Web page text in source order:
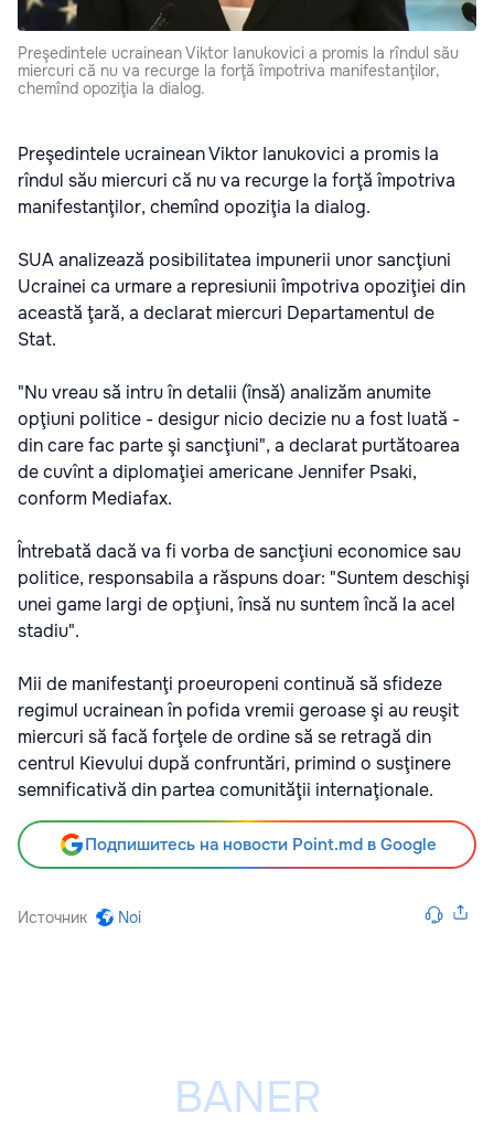
Preşedintele ucrainean Viktor Ianukovici a promis la rîndul său
miercuri că nu va recurge la forţă împotriva manifestanţilor,
chemînd opoziţia la dialog.
Preşedintele ucrainean Viktor Ianukovici a promis la
rîndul său miercuri că nu va recurge la forţă împotriva
manifestanţilor, chemînd opoziţia la dialog.
SUA analizează posibilitatea impunerii unor sancţiuni
Ucrainei ca urmare a represiunii împotriva opoziţiei din
această ţară, a declarat miercuri Departamentul de
Stat.
"Nu vreau să intru în detalii (însă) analizăm anumite
opţiuni politice - desigur nicio decizie nu a fost luată -
din care fac parte şi sancţiuni", a declarat purtătoarea
de cuvînt a diplomaţiei americane Jennifer Psaki,
conform Mediafax.
Întrebată dacă va fi vorba de sancţiuni economice sau
politice, responsabila a răspuns doar: "Suntem deschişi
unei game largi de opţiuni, însă nu suntem încă la acel
stadiu".
Mii de manifestanţi proeuropeni continuă să sfideze
regimul ucrainean în pofida vremii geroase şi au reuşit
miercuri să facă forţele de ordine să se retragă din
centrul Kievului după confruntări, primind o susţinere
semnificativă din partea comunităţii internaţionale.
Подпишитесь на новости Point.md в Google
Источник Noi